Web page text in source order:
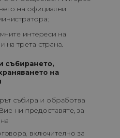
на официални
интереси на
на трета страна.
събирането,
на
събира и обработва
ни предоставяте, за
включително за